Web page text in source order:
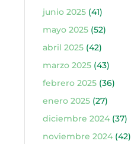
junio 2025(41)
mayo 2025(52)
abril 2025(42)
marzo 2025(43)
febrero 2025(36)
enero 2025(27)
diciembre 2024(37)
noviembre 2024(42)